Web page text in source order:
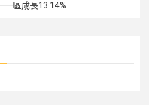
區成長13.14%